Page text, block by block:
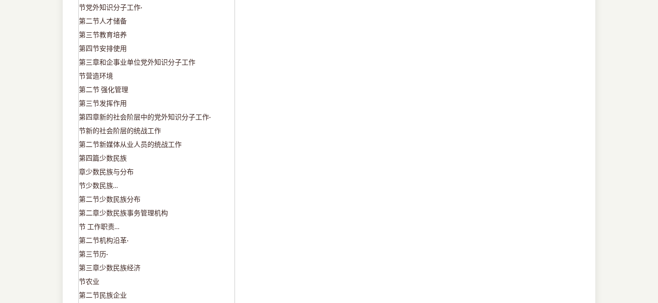
节党外知识分子工作·
第二节人才储备
第三节教育培养
第四节安排使用
第三章和企事业单位党外知识分子工作
节营造环境
第二节 强化管理
第三节发挥作用
第四章新的社会阶层中的党外知识分子工作·
节新的社会阶层的统战工作
第二节新媒体从业人员的统战工作
第四篇少数民族
章少数民族与分布
节少数民族…
第二节少数民族分布
第二章少数民族事务管理机构
节 工作职责…
第二节机构沿革·
第三节历·
第三章少数民族经济
节农业
第二节民族企业